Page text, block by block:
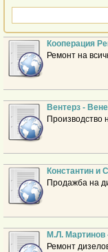
Кооперация
Ремонт на
Вентерз -
Производство
Константин и
Продажба на
М.Л. Мартинов
Ремонт